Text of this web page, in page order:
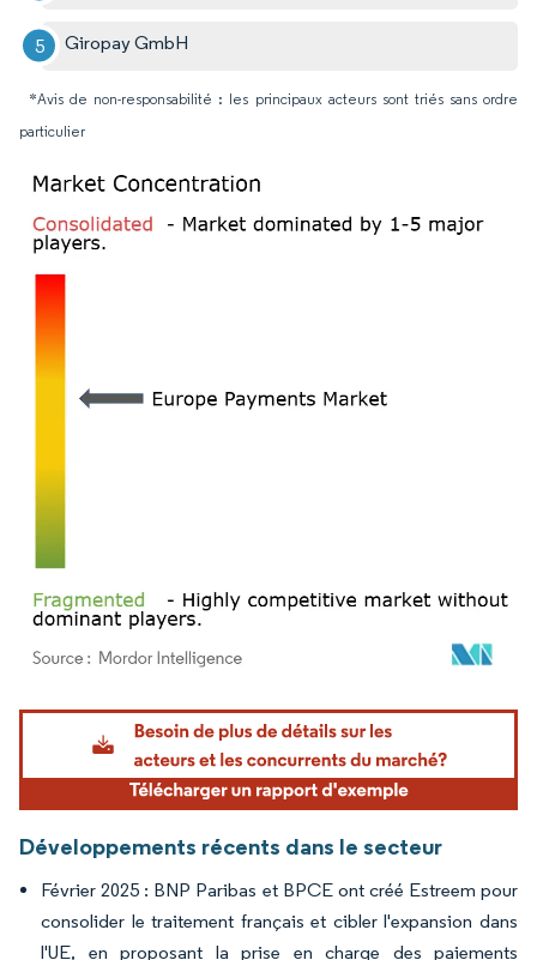
Giropay GmbH
*Avis de non-responsabilité : les principaux acteurs sont triés sans ordre
particulier
Image © Mordor Intelligence. La réutilisation nécessite une attribution sous CC BY
Développements récents dans le secteur
Février 2025 : BNP Paribas et BPCE ont créé Estreem pour
consolider le traitement français et cibler l'expansion dans
l'UE, en proposant la prise en charge des paiements